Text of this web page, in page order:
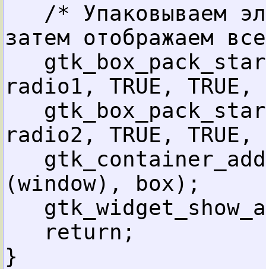
/* Упаковываем
затем отображаем
radio1, TRUE,
radio2, TRUE,
gtk_container_add
(window), box);
return;
}